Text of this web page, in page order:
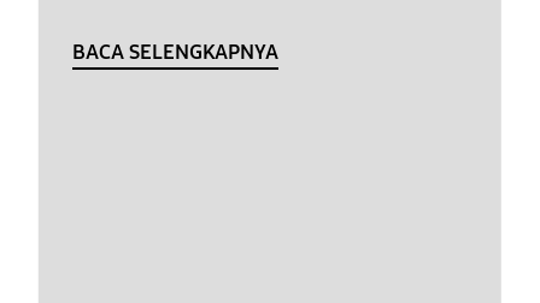
BACA SELENGKAPNYA